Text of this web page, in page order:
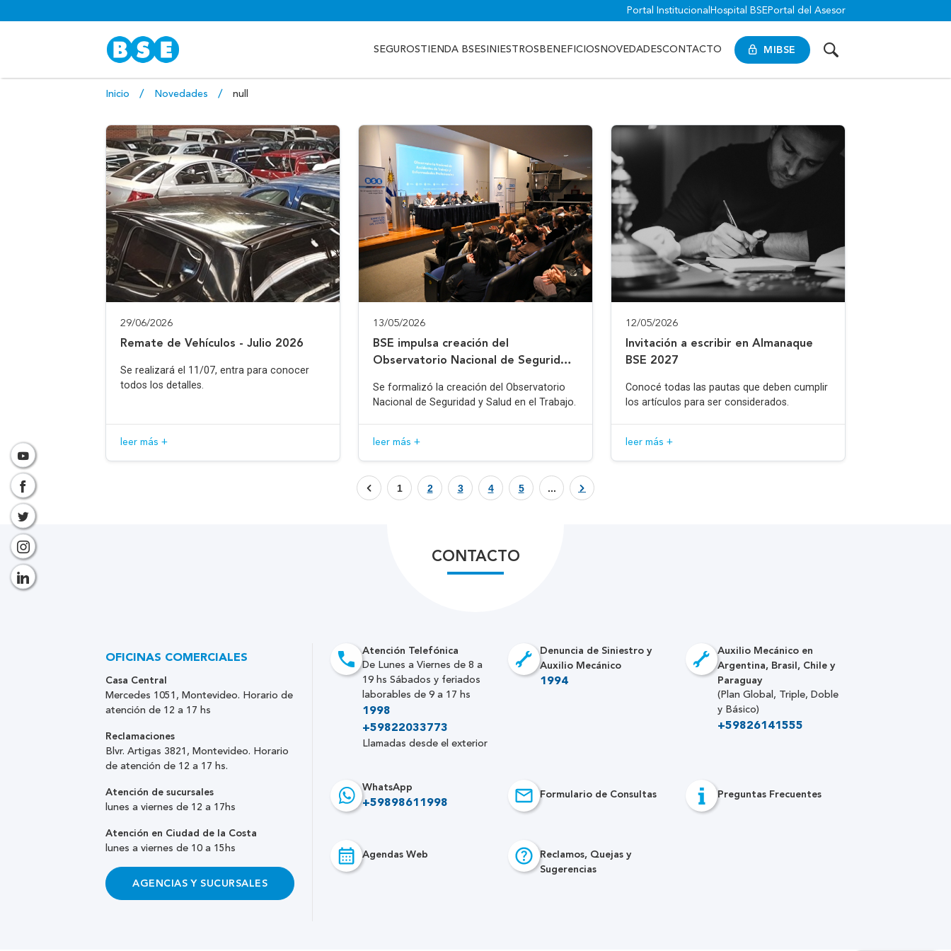
Portal Institucional Hospital BSE Portal del Asesor
MIBSE
SEGUROSTIENDA BSESINIESTROS BENEFICIOS NOVEDADESCONTACTO
Inicio Novedades null
29/06/2026
Remate de Vehículos - Julio 2026
Se realizará el 11/07, entra para conocer
todos los detalles.
leer más +
13/05/2026
BSE impulsa creación del
Observatorio Nacional de Seguridad
Se formalizó la creación del Observatorio
Nacional de Seguridad y Salud en el Trabajo.
leer más +
12/05/2026
Invitación a escribir en Almanaque
BSE 2027
Conocé todas las pautas que deben cumplir
los artículos para ser considerados.
leer más +
1 2 3 4 5 ...
CONTACTO
Atención Telefónica
De Lunes a Viernes de 8 a
19 hs Sábados y feriados
laborables de 9 a 17 hs
1998
+59822033773
Llamadas desde el exterior
Denuncia de Siniestro y
Auxilio Mecánico
1994
Auxilio Mecánico en
Argentina, Brasil, Chile y
Paraguay
(Plan Global, Triple, Doble
y Básico)
+59826141555
WhatsApp
+59898611998
Formulario de Consultas Preguntas Frecuentes
Agendas Web
Reclamos, Quejas y
Sugerencias
OFICINAS COMERCIALES
Casa Central
Mercedes 1051, Montevideo. Horario de
atención de 12 a 17 hs
Reclamaciones
Blvr. Artigas 3821, Montevideo. Horario
de atención de 12 a 17 hs.
Atención de sucursales
lunes a viernes de 12 a 17hs
Atención en Ciudad de la Costa
lunes a viernes de 10 a 15hs
AGENCIAS Y SUCURSALES